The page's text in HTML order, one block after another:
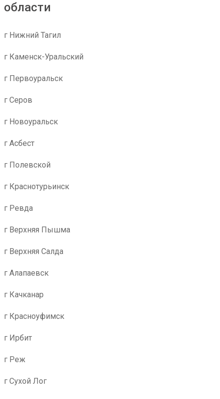
области
г Нижний Тагил
г Каменск-Уральский
г Первоуральск
г Серов
г Новоуральск
г Асбест
г Полевской
г Краснотурьинск
г Ревда
г Верхняя Пышма
г Верхняя Салда
г Алапаевск
г Качканар
г Красноуфимск
г Ирбит
г Реж
г Сухой Лог